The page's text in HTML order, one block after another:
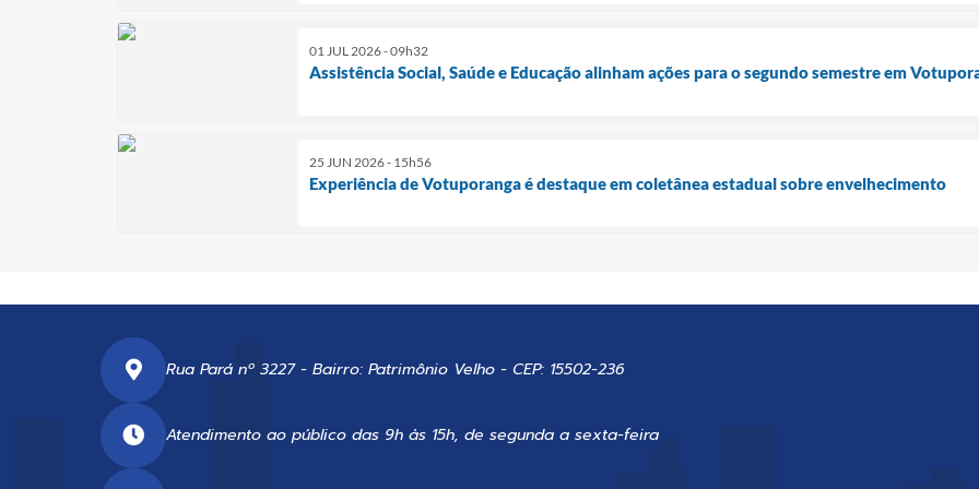
01 JUL 2026 - 09h32
Assistência Social, Saúde e Educação alinham ações para o segundo semestre em
25 JUN 2026 - 15h56
Experiência de Votuporanga é destaque em coletânea estadual sobre envelhecimento
Rua Pará nº 3227 - Bairro: Patrimônio Velho - CEP: 15502-236
Atendimento ao público das 9h às 15h, de segunda a sexta-feira